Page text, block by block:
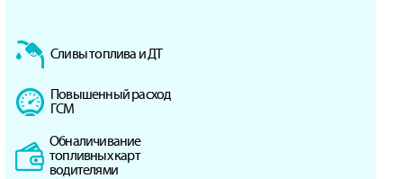
Сливы топлива и ДТ
Повышенный расход
ГСМ
Обналичивание
топливных карт
водителями